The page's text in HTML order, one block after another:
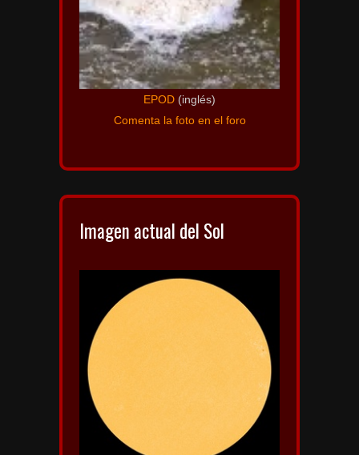
EPOD (inglés)
Comenta la foto en el foro
Imagen actual del Sol